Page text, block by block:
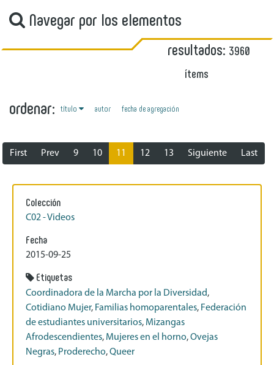
Navegar por los elementos
resultados: 3960
ítems
ordenar: título autor fecha de agregación
First Prev 9 10 11 12 13 Siguiente Last
Colección
C02 - Videos
Fecha
2015-09-25
Etiquetas
Coordinadora de la Marcha por la Diversidad,
Cotidiano Mujer, Familias homoparentales, Federación
de estudiantes universitarios, Mizangas
Afrodescendientes, Mujeres en el horno,Ovejas
Negras, Proderecho,Queer